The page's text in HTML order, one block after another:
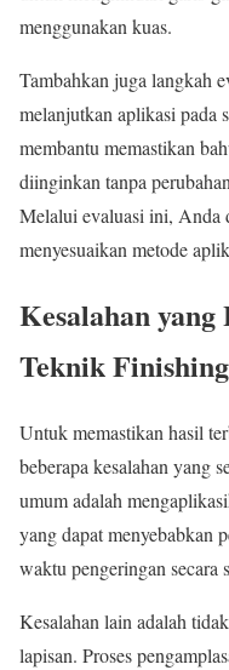
menggunakan kuas.
Tambahkan juga langkah
melanjutkan aplikasi pada
membantu memastikan
diinginkan tanpa
Melalui evaluasi ini, Anda
menyesuaikan metode
Kesalahan
Teknik Finishing
Untuk memastikan hasil
beberapa kesalahan yang
umum adalah
yang dapat menyebabkan
waktu pengeringan secara
Kesalahan lain adalah
lapisan. Proses